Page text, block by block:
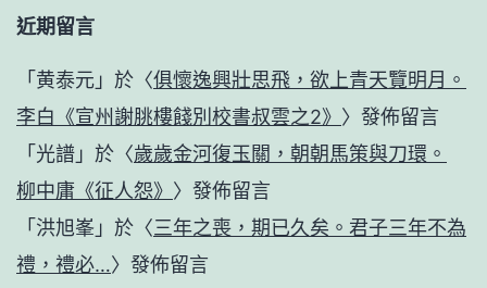
近期留言
「 黄泰元 」於〈俱懷逸興壯思飛，欲上青天覽明月。
李白《宣州謝朓樓餞別校書叔雲之2》 〉發佈留言
「 光譜 」於〈歲歲金河復玉關，朝朝馬策與刀環。
柳中庸《征人怨》 〉發佈留言
「 洪旭峯 」於〈三年之喪，期已久矣。君子三年不為
禮，禮必…〉發佈留言